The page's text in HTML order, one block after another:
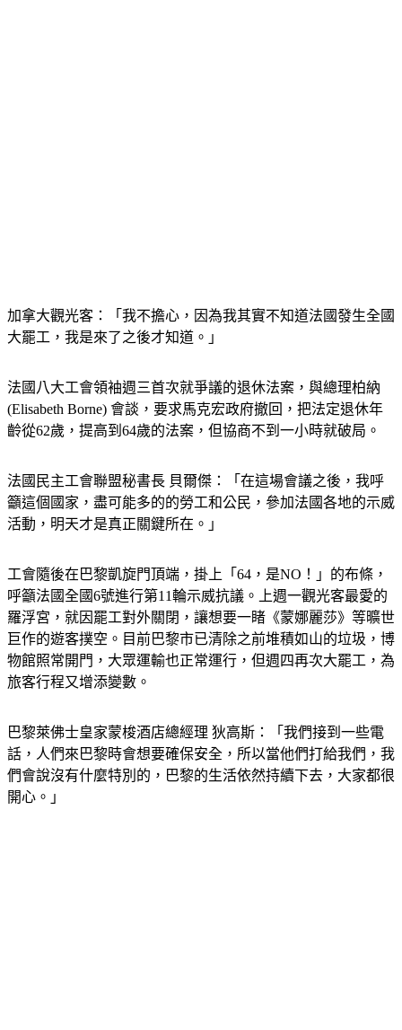
大罷工，我是來了之後才知道。」
(Elisabeth Borne) 會談，要求馬克宏政府撤回，把法定退休年
齡從62歲，提高到64歲的法案，但協商不到一小時就破局。
籲這個國家，盡可能多的的勞工和公民，參加法國各地的示威
活動，明天才是真正關鍵所在。」
呼籲法國全國6號進行第11輪示威抗議。上週一觀光客最愛的
羅浮宮，就因罷工對外關閉，讓想要一睹《蒙娜麗莎》等曠世
巨作的遊客撲空。目前巴黎市已清除之前堆積如山的垃圾，博
物館照常開門，大眾運輸也正常運行，但週四再次大罷工，為
旅客行程又增添變數。
話，人們來巴黎時會想要確保安全，所以當他們打給我們，我
們會說沒有什麼特別的，巴黎的生活依然持續下去，大家都很
開心。」